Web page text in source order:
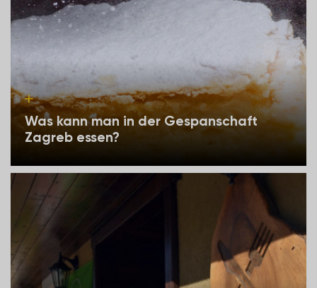
Was kann man in der Gespanschaft
Zagreb essen?